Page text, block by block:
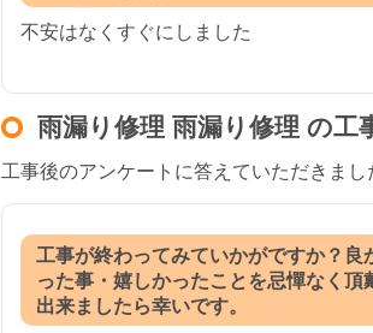
不安はなくすぐにしました
雨漏り修理 雨漏り修理 の工
工事後のアンケートに答えていただきまし
工事が終わってみていかがですか？良
った事・嬉しかったことを忌憚なく頂
出来ましたら幸いです。